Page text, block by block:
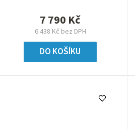
6 438 Kč bez DPH
7 790 Kč
DO KOŠÍKU